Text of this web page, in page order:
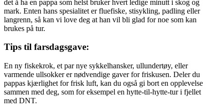
det å ha en pappa som helst bruker hvert ledige minutt i skog og
mark. Enten hans spesialitet er fluefiske, stisykling, padling eller
langrenn, så kan vi love deg at han vil bli glad for noe som kan
brukes på tur.
Tips til farsdagsgave:
En ny fiskekrok, et par nye sykkelhansker, ullundertøy, eller
varmende ullsokker er nødvendige gaver for friskusen. Deler du
pappas kjærlighet for frisk luft, kan du også gi bort en opplevelse
sammen med deg, som for eksempel en hytte-til-hytte-tur i fjellet
med DNT.